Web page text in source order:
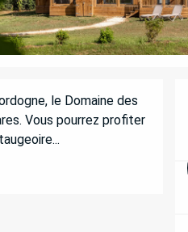
le Domaine des
Vous pourrez profiter